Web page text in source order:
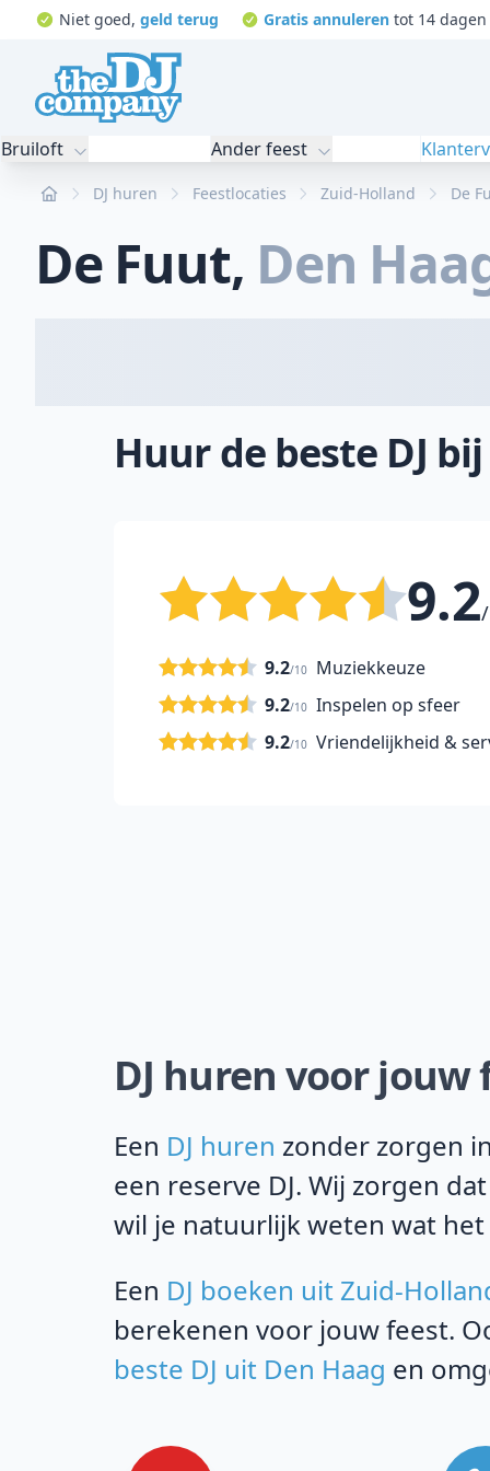
Niet goed, geld terug Gratis annuleren tot 14
Bruiloft Ander feest
Home DJ huren Feestlocaties Zuid-Holland De
De Fuut, Den
Huur de beste DJ
9.2
Muziekkeuze
9.2/10
Inspelen op sfeer
9.2/10
Vriendelijkheid &
9.2/10
DJ huren voor jouw
Een DJ huren zonder zorgen
een reserve DJ. Wij zorgen
wil je natuurlijk weten wat
Een DJ boeken uit Zuid-
berekenen voor jouw feest.
beste DJ uit Den Haag en